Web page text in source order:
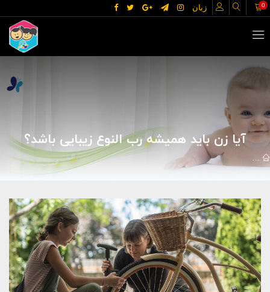
زبان 0
آیا زن باید همیشه رب النوع زیبایی باشد؟
خانه و خانواده آیا زن باید همیشه رب النوع زیبایی